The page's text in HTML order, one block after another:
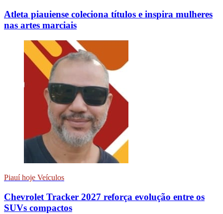
Atleta piauiense coleciona títulos e inspira mulheres
nas artes marciais
Piauí hoje Veículos
Chevrolet Tracker 2027 reforça evolução entre os
SUVs compactos